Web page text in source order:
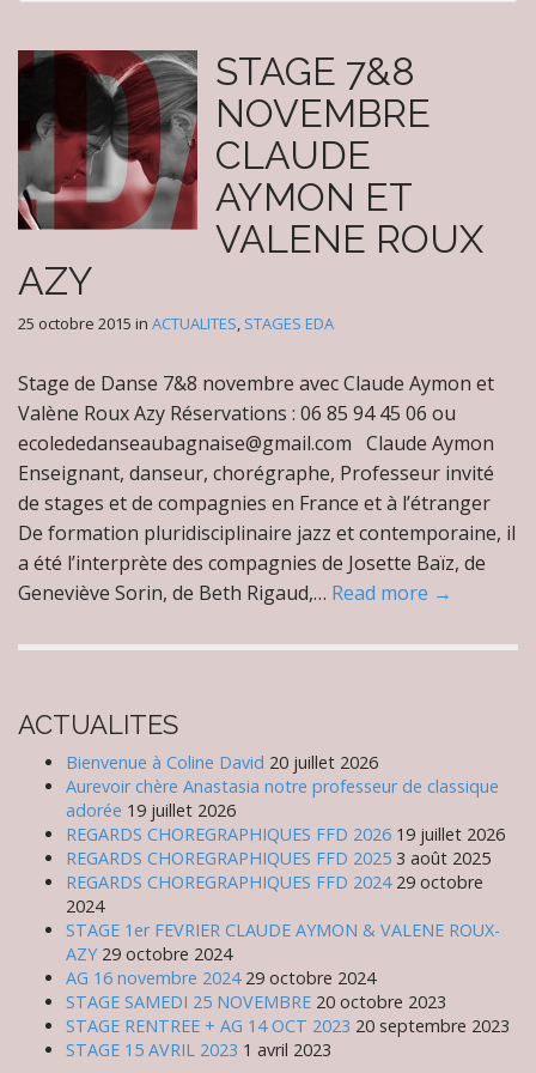
STAGE 7&8
NOVEMBRE
CLAUDE
AYMON ET
VALENE ROUX
AZY
25 octobre 2015 in ACTUALITES, STAGES EDA
Stage de Danse 7&8 novembre avec Claude Aymon et
Valène Roux Azy Réservations : 06 85 94 45 06 ou
ecolededanseaubagnaise@gmail.com Claude Aymon
Enseignant, danseur, chorégraphe, Professeur invité
de stages et de compagnies en France et à l’étranger
De formation pluridisciplinaire jazz et contemporaine, il
a été l’interprète des compagnies de Josette Baïz, de
Geneviève Sorin, de Beth Rigaud,… Read more →
ACTUALITES
Bienvenue à Coline David 20 juillet 2026
Aurevoir chère Anastasia notre professeur de classique
adorée 19 juillet 2026
REGARDS CHOREGRAPHIQUES FFD 2026 19 juillet 2026
REGARDS CHOREGRAPHIQUES FFD 2025 3 août 2025
REGARDS CHOREGRAPHIQUES FFD 2024 29 octobre
2024
STAGE 1er FEVRIER CLAUDE AYMON & VALENE ROUX-
AZY 29 octobre 2024
AG 16 novembre 2024 29 octobre 2024
STAGE SAMEDI 25 NOVEMBRE 20 octobre 2023
STAGE RENTREE + AG 14 OCT 2023 20 septembre 2023
STAGE 15 AVRIL 2023 1 avril 2023